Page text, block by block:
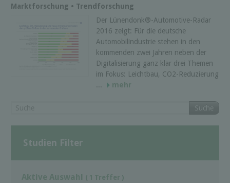
Marktforschung • Trendforschung
Der Lünendonk®-Automotive-Radar
2016 zeigt: Für die deutsche
Automobilindustrie stehen in den
kommenden zwei Jahren neben der
Digitalisierung ganz klar drei Themen
im Fokus: Leichtbau, CO2-Reduzierung
...
mehr
Suche
Studien Filter
Aktive Auswahl ( 1 Treffer )